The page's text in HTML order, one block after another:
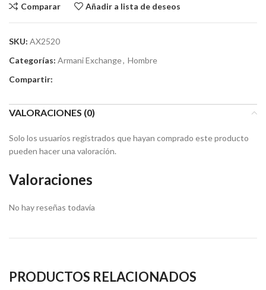
Comparar Añadir a lista de deseos
SKU: AX2520
Categorías: Armani Exchange, Hombre
Compartir:
VALORACIONES (0)
Valoraciones
No hay reseñas todavía
Solo los usuarios registrados que hayan comprado este producto
pueden hacer una valoración.
PRODUCTOS RELACIONADOS